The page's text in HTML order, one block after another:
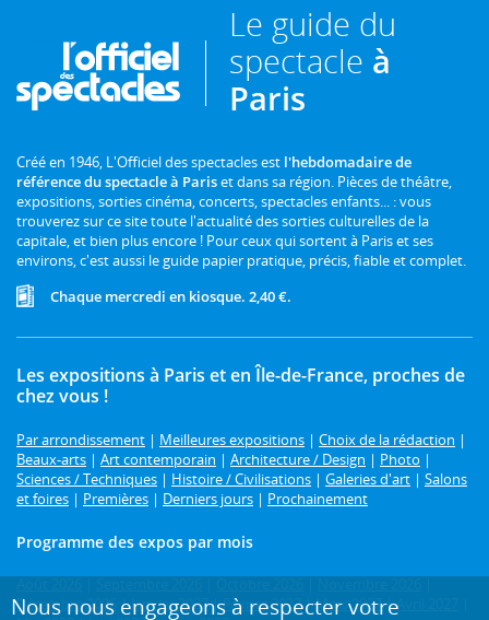
Le guide du
spectacle à
Paris
Créé en 1946, L'Officiel des spectacles est l'hebdomadaire de
référence du spectacle à Pariset dans sa région. Pièces de théâtre,
expositions, sorties cinéma, concerts, spectacles enfants... : vous
trouverez sur ce site toute l'actualité des sorties culturelles de la
capitale, et bien plus encore ! Pour ceux qui sortent à Paris et ses
environs, c'est aussi le guide papier pratique, précis, fiable et complet.
Chaque mercredi en kiosque. 2,40 €.
Les expositions à Paris et en Île-de-France, proches de
chez vous !
Par arrondissement | Meilleures expositions | Choix de la rédaction |
Beaux-arts | Art contemporain | Architecture / Design | Photo |
Sciences / Techniques | Histoire / Civilisations | Galeries d'art | Salons
et foires | Premières | Derniers jours | Prochainement
Programme des expos par mois
Décembre 2026 |Janvier 2027|Février 2027|Mars 2027|Avril 2027
Nous nous engageons à respecter votre